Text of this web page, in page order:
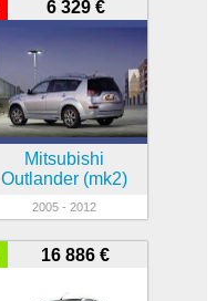
6 329 €
Mitsubishi
Outlander (mk2)
2005 - 2012
16 886 €